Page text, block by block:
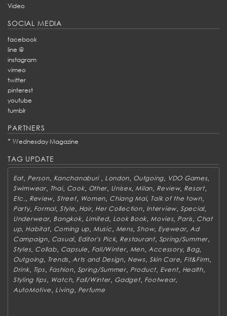
Video
SOCIAL MEDIA
facebook
line @
instagram
vimeo
twitter
pinterest
youtube
tumblr
PARTNERS
* Wednesday Magazine
TAG UPDATE
Eat Person, Kanchanaburi London Outgoing, VDO Games,
Swimwear, Thai, Cook, Other Unisex, Milan Review, Resort,
Etc. Review,Street, Women Chiang Mai, Talk of the town,
Party, Formal, Style Hair, Her Collection, Interview,Special,
Underwear, Bangkok, Limited, Look Book Movies, Paris Chat
up, Habitat, Coming up, Music Mens,Show, Eyewear, Ad
Campaign, Casual, Editor's Pick, Restaurant, Spring/Summer
Styles, Collab, Capsule Fall/Winter, Men, Accessory, Bag,
Outgoing, Trends Arts and Design, News, Skin Care Fit&Firm
Drink, Tips, Fashion, Spring/Summer, Product, Event, Health,
Styling tips, Watch, Fall/Winter Gadget, Footwear,
AutoMotive Living, Perfume